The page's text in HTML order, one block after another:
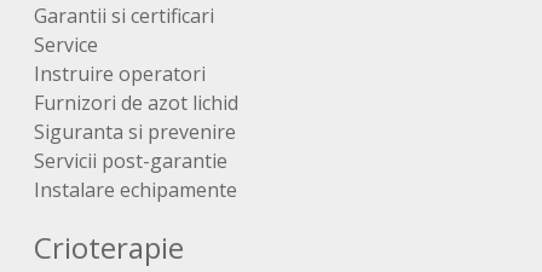
Garantii si certificari
Service
Instruire operatori
Furnizori de azot lichid
Siguranta si prevenire
Servicii post-garantie
Instalare echipamente
Crioterapie